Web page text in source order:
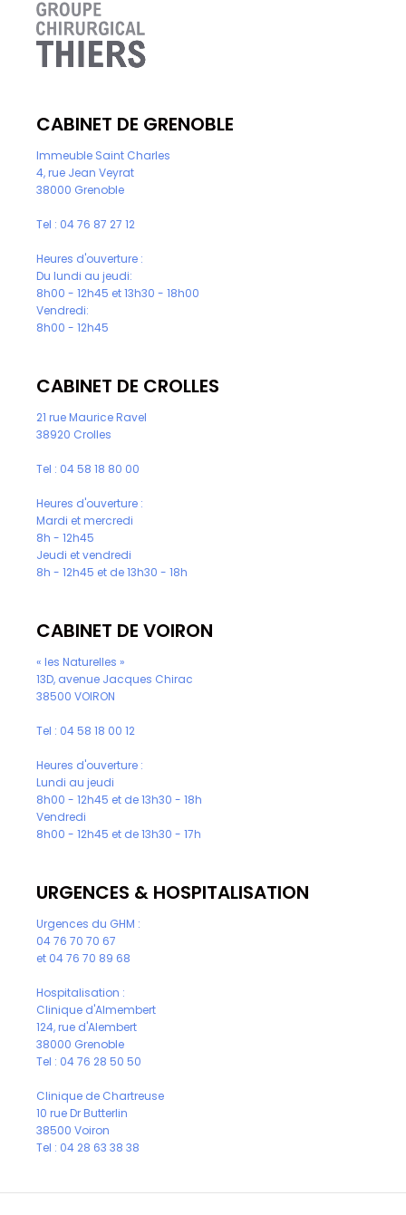
CABINET DE GRENOBLE
Immeuble Saint Charles
4, rue Jean Veyrat
38000 Grenoble
Tel : 04 76 87 27 12
Heures d'ouverture :
Du lundi au jeudi:
8h00 - 12h45 et 13h30 - 18h00
Vendredi:
8h00 - 12h45
CABINET DE CROLLES
21 rue Maurice Ravel
38920 Crolles
Tel : 04 58 18 80 00
Heures d'ouverture :
Mardi et mercredi
8h - 12h45
Jeudi et vendredi
8h - 12h45 et de 13h30 - 18h
CABINET DE VOIRON
« les Naturelles »
13D, avenue Jacques Chirac
38500 VOIRON
Tel : 04 58 18 00 12
Heures d'ouverture :
Lundi au jeudi
8h00 - 12h45 et de 13h30 - 18h
Vendredi
8h00 - 12h45 et de 13h30 - 17h
URGENCES & HOSPITALISATION
Urgences du GHM :
04 76 70 70 67
et 04 76 70 89 68
Hospitalisation :
Clinique d'Almembert
124, rue d'Alembert
38000 Grenoble
Tel : 04 76 28 50 50
Clinique de Chartreuse
10 rue Dr Butterlin
38500 Voiron
Tel : 04 28 63 38 38